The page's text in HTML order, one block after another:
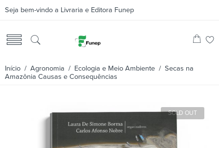
Seja bem-vindo a Livraria e Editora Funep
Início / Agronomia / Ecologia e Meio Ambiente / Secas na
Amazônia Causas e Consequências
SOLD OUT